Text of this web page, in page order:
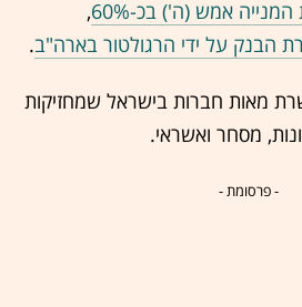
אמש (ה') בכ-60%
,
הבנק על ידי הרגולטור בארה"ב.
מאות חברות בישראל שמחזיקות
מסחר ואשראי.
- פרסומת -